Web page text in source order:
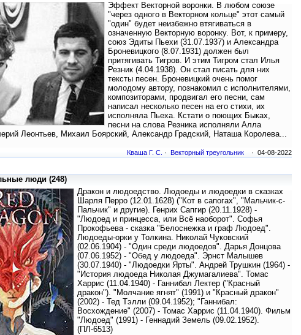
Эффект Векторной воронки. В любом союзе
"через одного в Векторном кольце" этот самый
"один" будет неизбежно втягиваться в
означенную Векторную воронку. Вот, к примеру,
союз Эдиты Пьехи (31.07.1937) и Александра
Броневицкого (8.07.1931) должен был
притягивать Тигров. И этим Тигром стал Илья
Резник (4.04.1938). Он стал писать для них
тексты песен. Броневицкий очень помог
молодому автору, познакомил с исполнителями,
композиторами, продвигал его песни, сам
написал несколько песен на его стихи, их
исполняла Пьеха. Кстати о поющих Быках,
песни на слова Резника исполняли Алла
Леонтьев, Михаил Боярский, Александр Градский, Наташа Королева...
Кваша Г. С. · Векторный треугольник · 04-08-2022
люди (248)
Дракон и людоедство. Людоеды и людоедки в сказках
Шарля Перро (12.01.1628) ("Кот в сапогах", "Мальчик-с-
Пальчик" и другие). Генрих Сапгир (20.11.1928) -
"Людоед и принцесса, или Всё наоборот". Софья
Прокофьева - сказка "Белоснежка и граф Людоед".
Людоеды-орки у Толкина. Николай Чуковский
(02.06.1904) - "Один среди людоедов". Дарья Донцова
(07.06.1952) - "Обед у людоеда". Эрнст Малышев
(30.07.1940) - "Людоедки Ярты". Андрей Трушкин (1964) -
"История людоеда Николая Джумагалиева". Томас
Харрис (11.04.1940) - Ганнибал Лектер ("Красный
дракон"). "Молчание ягнят" (1991) и "Красный дракон"
(2002) - Тед Тэлли (09.04.1952); "Ганнибал:
Восхождение" (2007) - Томас Харрис (11.04.1940). Фильм
"Людоед" (1991) - Геннадий Земель (09.02.1952).
(ПЛ-6513)